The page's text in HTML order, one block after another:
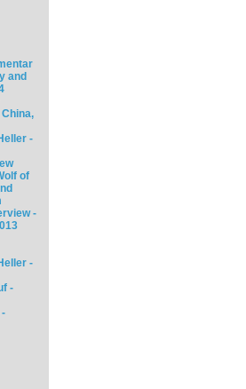
and
China,
-
of
-
-
-